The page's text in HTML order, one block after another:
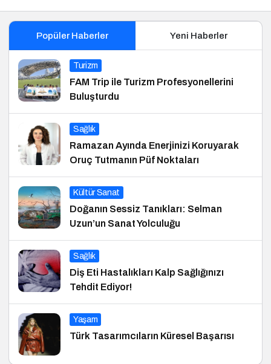
Popüler Haberler Yeni Haberler
Turizm
FAM Trip ile Turizm Profesyonellerini
Buluşturdu
Sağlık
Ramazan Ayında Enerjinizi Koruyarak
Oruç Tutmanın Püf Noktaları
Kültür Sanat
Doğanın Sessiz Tanıkları: Selman
Uzun’un Sanat Yolculuğu
Sağlık
Diş Eti Hastalıkları Kalp Sağlığınızı
Tehdit Ediyor!
Yaşam
Türk Tasarımcıların Küresel Başarısı